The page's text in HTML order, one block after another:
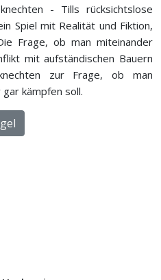
- Tills rücksichtslose
Spiel mit Realität und Fiktion,
Frage, ob man miteinander
mit aufständischen Bauern
zur Frage, ob man
kämpfen soll.